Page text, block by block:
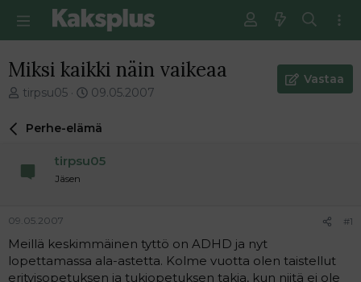
Miksi kaikki näin vaikeaa
V
e
i
t
u
n
a
tirpsu05
E
s
m
n
v
i
09.05.2007
Vastaa
Perhe-elämä
tirpsu05
Jäsen
09.05.2007 #1
Meillä keskimmäinen tyttö on ADHD ja nyt
lopettamassa ala-astetta. Kolme vuotta olen taistellut
erityisopetuksen ja tukiopetuksen takia, kun niitä ei ole